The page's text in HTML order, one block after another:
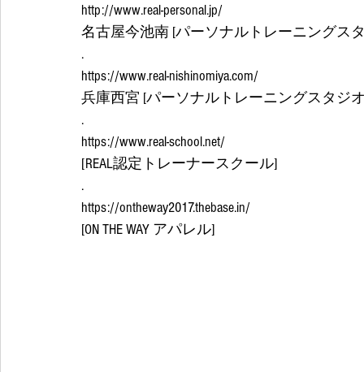
http://www.real-personal.jp/
名古屋今池南 [パーソナルトレーニングスタ
.
https://www.real-nishinomiya.com/
兵庫西宮 [パーソナルトレーニングスタジオ
.
https://www.real-school.net/
[REAL認定トレーナースクール]
.
https://ontheway2017.thebase.in/
[ON THE WAY アパレル]